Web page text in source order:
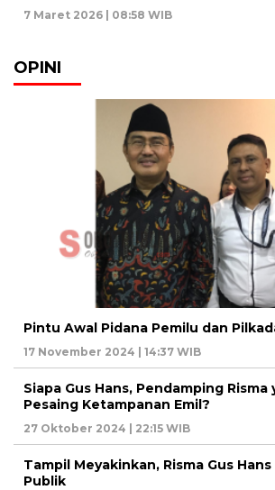
7 Maret 2026 | 08:58 WIB
OPINI
Pintu Awal Pidana Pemilu dan
17 November 2024 | 14:37 WIB
Siapa Gus Hans, Pendamping Risma
Pesaing Ketampanan Emil?
27 Oktober 2024 | 22:15 WIB
Tampil Meyakinkan, Risma Gus
Publik